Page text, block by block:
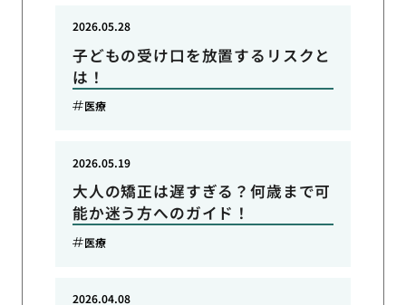
子どもの受け口を放置するリスクと
は！
2026.05.28
医療
大人の矯正は遅すぎる？何歳まで可
能か迷う方へのガイド！
2026.05.19
医療
2026.04.08